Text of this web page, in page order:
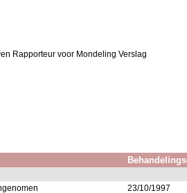
Rapporteur voor Mondeling Verslag
23/10/1997